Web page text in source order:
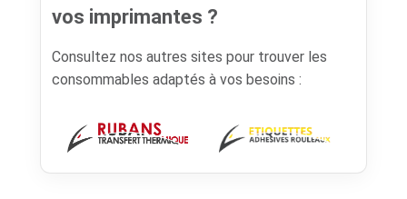
vos imprimantes ?
Consultez nos autres sites pour trouver les
consommables adaptés à vos besoins :